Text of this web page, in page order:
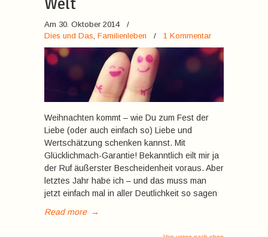
Am 30. Oktober 2014
/
Dies und Das, Familienleben / 1 Kommentar
Weihnachten kommt – wie Du zum Fest der
Liebe (oder auch einfach so) Liebe und
Wertschätzung schenken kannst. Mit
Glücklichmach-Garantie! Bekanntlich eilt mir ja
der Ruf äußerster Bescheidenheit voraus. Aber
letztes Jahr habe ich – und das muss man
jetzt einfach mal in aller Deutlichkeit so sagen
Read more →